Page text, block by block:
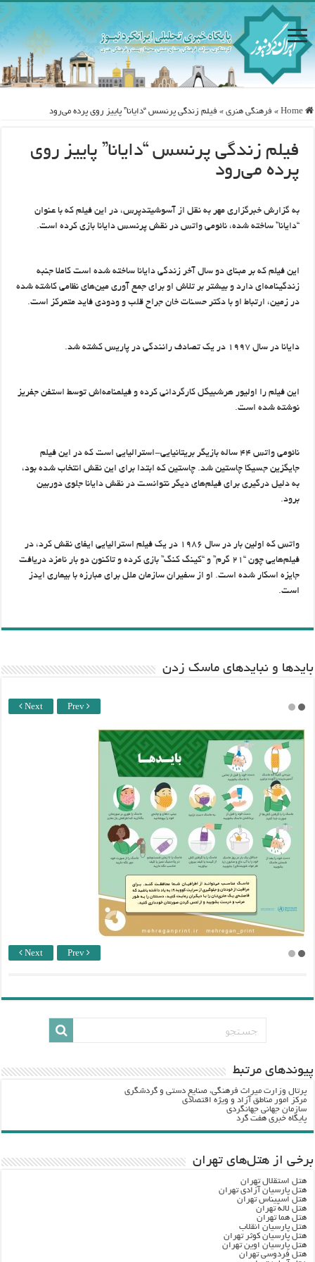
Home
» فرهنگی هنری » فیلم زندگی پرنسس “دایانا” پاییز روی پرده می‌رود
فیلم زندگی پرنسس “دایانا” پاییز روی
پرده می‌رود
به گزارش خبرگزاری مهر به نقل از آسوشیتدپرس، در این فیلم که با عنوان
“دایانا” ساخته شده، نائومی واتس در نقش پرنسس دایانا بازی کرده است.
این فیلم که بر مبنای دو سال آخر زندگی دایانا ساخته شده است کاملا جنبه
زندگینامه‌ای دارد و بیشتر بر تلاش او برای جمع آوری مین‌های نظامی کاشته شده
در زمین، ارتباط او با دکتر حسنات خان جراح قلب و ودودی فاید متمرکز است.
دایانا در سال ۱۹۹۷ در یک تصادف رانندگی در پاریس کشته شد.
این فیلم را اولیور هرشبیگل کارگردانی کرده و فیلمنامه‌اش توسط استفن جفریز
نوشته شده است.
نائومی واتس ۴۴ ساله بازیگر بریتانیایی-استرالیایی است که در این فیلم
جایگزین جسیکا چاستین شد. چاستین که ابتدا برای این نقش انتخاب شده بود،
به دلیل درگیری برای فیلم‌های دیگر نتوانست در نقش دایانا جلوی دوربین
برود.
واتس که اولین بار در سال ۱۹۸۶ در یک فیلم استرالیایی ایفای نقش کرد، در
فیلم‌هایی چون “۲۱ گرم” و “کینگ کنگ” بازی کرده و تاکنون دو بار نامزد دریافت
جایزه اسکار شده است. او از سفیران سازمان ملل برای مبارزه با بیماری ایدز
است.
باید‌ها و نبایدهای ماسک زدن
Next Prev
Next Prev
پيوندهاي مرتبط
پرتال وزارت ميراث فرهنگي، صنایع دستی و گردشگري
مرکز امور مناطق آزاد و ویژه اقتصادی
سازمان جهانی جهانگردی
پایگاه خبری هفت گرد
برخی از هتل‌های تهران
هتل استقلال تهران
هتل پارسیان آزادی تهران
هتل اسپیناس تهران
هتل لاله تهران
هتل هما تهران
هتل پارسیان انقلاب
هتل پارسیان کوثر تهران
هتل پارسیان اوین تهران
هتل فردوسی تهران